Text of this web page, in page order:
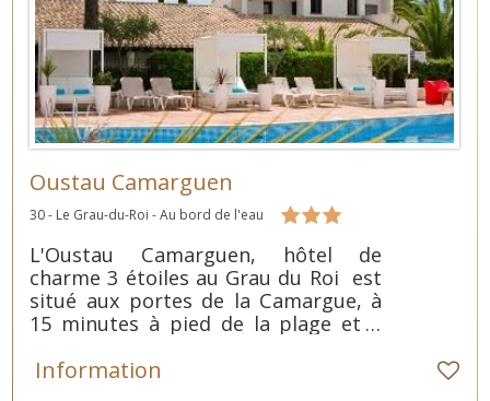
Oustau Camarguen
30 - Le Grau-du-Roi - Au bord de l'eau
L'Oustau Camarguen, hôtel de
charme 3 étoiles au Grau du Roi est
situé aux portes de la Camargue, à
15 minutes à pied de la plage et à
port de plaisance.
Information